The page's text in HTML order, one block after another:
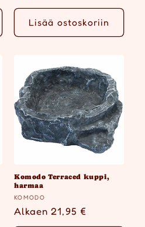
Lisää ostoskoriin
Komodo Terraced kuppi,
harmaa
Myyjä:
KOMODO
Normaalihinta
Alkaen 21,95 €